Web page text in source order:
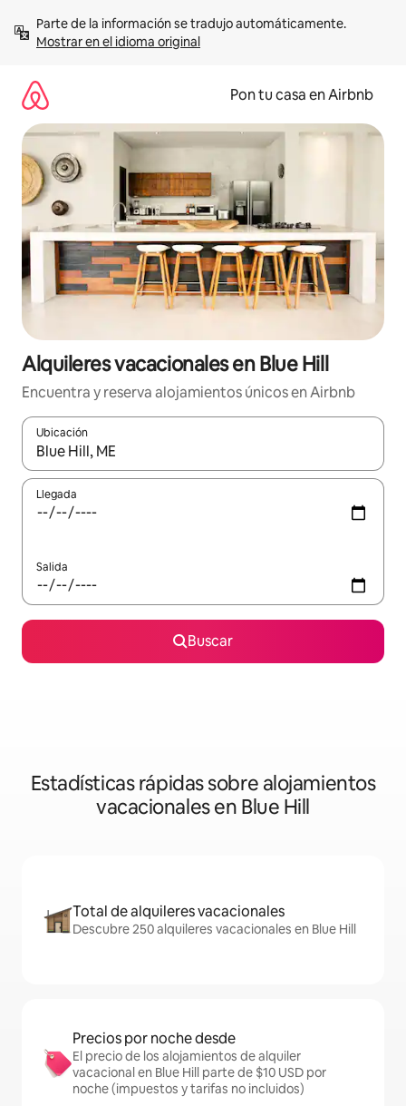
contenidoMostrar en el idioma original
Pon tu casa en Airbnb
Alquileres vacacionales en Blue Hill
Encuentra y reserva alojamientos únicos en Airbnb
Ubicación
Cuando los resultados estén disponibles, navega con las
Llegada
Salida
Buscar
Estadísticas rápidas sobre alojamientos
vacacionales en Blue Hill
Total de alquileres vacacionales
Descubre 250 alquileres vacacionales en Blue Hill
Precios por noche desde
El precio de los alojamientos de alquiler
vacacional en Blue Hill parte de $10 USD por
noche (impuestos y tarifas no incluidos)